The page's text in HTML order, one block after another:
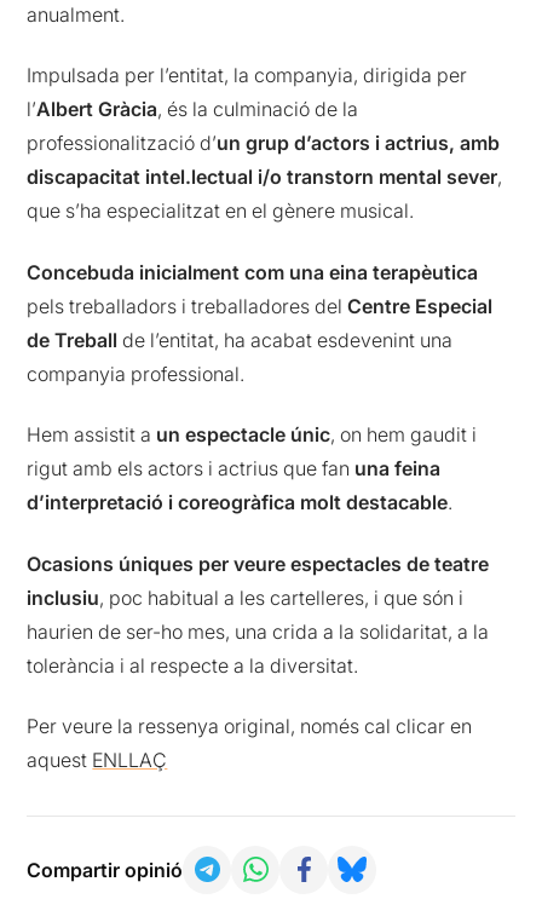
anualment.
Impulsada per l’entitat, la companyia, dirigida per
l’Albert Gràcia, és la culminació de la
professionalització d’un grup d’actors i actrius, amb
discapacitat intel.lectual i/o transtorn mental sever,
que s’ha especialitzat en el gènere musical.
Concebuda inicialment com una eina terapèutica
pels treballadors i treballadores delCentre Especial
de Treball de l’entitat, ha acabat esdevenint una
companyia professional.
Hem assistit a un espectacle únic, on hem gaudit i
rigut amb els actors i actrius que fan una feina
d’interpretació i coreogràfica molt destacable.
Ocasions úniques per veure espectacles de teatre
inclusiu, poc habitual a les cartelleres, i que són i
haurien de ser-ho mes, una crida a la solidaritat, a la
tolerància i al respecte a la diversitat.
Per veure la ressenya original, només cal clicar en
aquest ENLLAÇ
Compartir opinió